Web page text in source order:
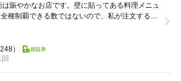
賑やかなお店です。壁に貼ってある料理メニュ
種制覇できる数ではないので、私が注文する料
）
回